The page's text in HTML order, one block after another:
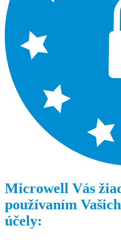
Microwell Vás
používaním
účely: